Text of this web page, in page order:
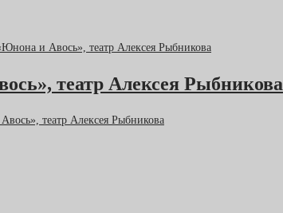
театр Алексея Рыбникова
театр Алексея Рыбникова